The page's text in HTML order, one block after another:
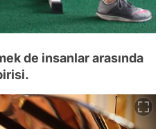
de insanlar arasında